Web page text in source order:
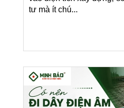
tư mà ít chú...